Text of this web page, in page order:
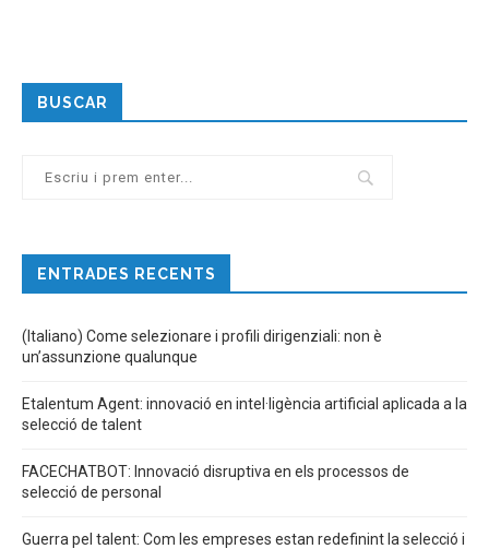
BUSCAR
ENTRADES RECENTS
(Italiano) Come selezionare i profili dirigenziali: non è
un’assunzione qualunque
Etalentum Agent: innovació en intel·ligència artificial aplicada a la
selecció de talent
FACECHATBOT: Innovació disruptiva en els processos de
selecció de personal
Guerra pel talent: Com les empreses estan redefinint la selecció i